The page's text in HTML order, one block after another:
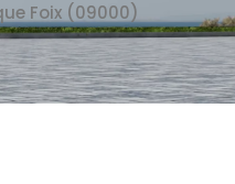
Foix (09000)